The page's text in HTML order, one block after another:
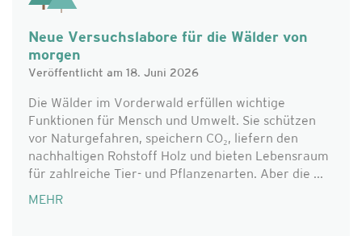
Neue Versuchslabore für die Wälder von
morgen
Veröffentlicht am 18. Juni 2026
Die Wälder im Vorderwald erfüllen wichtige
Funktionen für Mensch und Umwelt. Sie schützen
vor Naturgefahren, speichern CO₂, liefern den
nachhaltigen Rohstoff Holz und bieten Lebensraum
für zahlreiche Tier- und Pflanzenarten. Aber die ...
MEHR